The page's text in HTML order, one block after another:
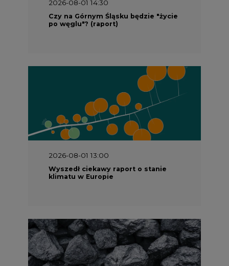
2026-08-01 14:30
Czy na Górnym Śląsku będzie "życie
po węglu"? (raport)
2026-08-01 13:00
Wyszedł ciekawy raport o stanie
klimatu w Europie